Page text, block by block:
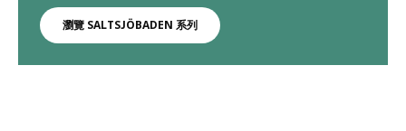
瀏覽 SALTSJÖBADEN 系列